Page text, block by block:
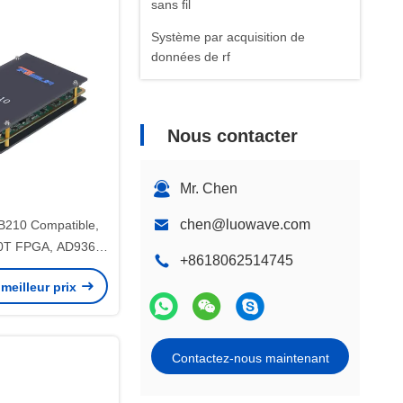
sans fil
Système par acquisition de
données de rf
Nous contacter
Mr. Chen
chen@luowave.com
+8618062514745
Contactez-nous maintenant
Compatible,
FPGA, AD9361
56 MHz BW
canaux USRP
prix